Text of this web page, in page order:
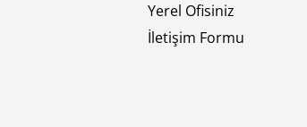
Yerel Ofisiniz
İletişim Formu